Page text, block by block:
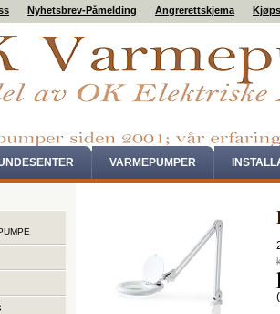
Nyhetsbrev-Påmelding Angrerettskjema
VARMEPUMPER